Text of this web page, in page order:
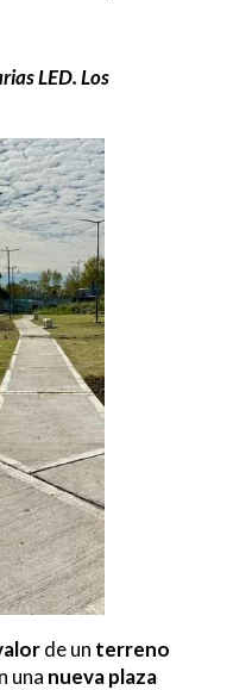
LED. Los
de un terreno
una nueva plaza